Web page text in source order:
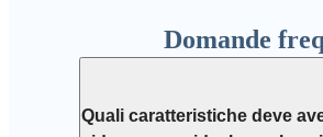
Domande
Quali caratteristiche deve